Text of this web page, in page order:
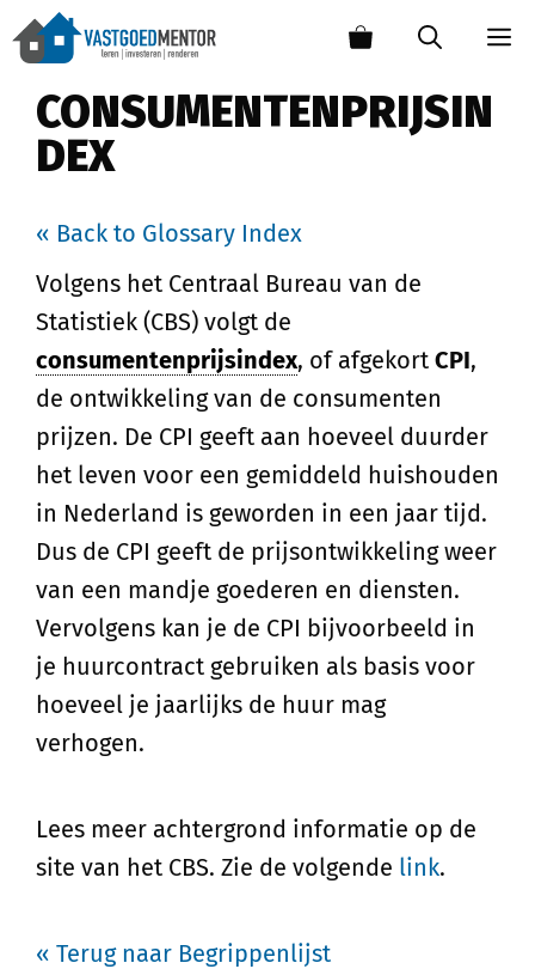
CONSUMENTENPRIJSIN
DEX
« Back to Glossary Index
Volgens het Centraal Bureau van de
Statistiek (CBS) volgt de
consumentenprijsindex, of afgekort CPI,
de ontwikkeling van de consumenten
prijzen. De CPI geeft aan hoeveel duurder
het leven voor een gemiddeld huishouden
in Nederland is geworden in een jaar tijd.
Dus de CPI geeft de prijsontwikkeling weer
van een mandje goederen en diensten.
Vervolgens kan je de CPI bijvoorbeeld in
je huurcontract gebruiken als basis voor
hoeveel je jaarlijks de huur mag
verhogen.
Lees meer achtergrond informatie op de
site van het CBS. Zie de volgende link.
« Terug naar Begrippenlijst